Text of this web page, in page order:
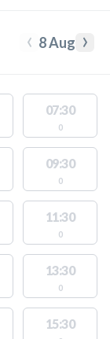
‹ 8 Aug ›
07:30
0
09:30
0
11:30
0
13:30
0
15:30